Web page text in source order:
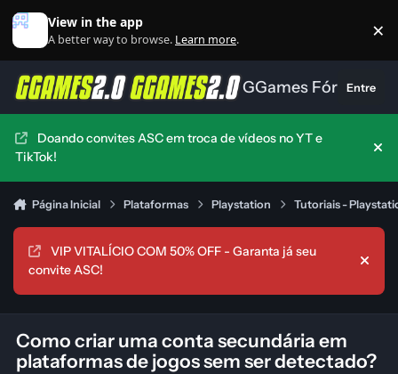
Ir para conteúdo
View in the app
A better way to browse. Learn more. ×
GGames FórumEntre
Doando convites ASC em troca de vídeos no YT e
TikTok!
Página Inicial Plataformas Playstation Tutoriais -
VIP VITALÍCIO COM 50% OFF - Garanta já seu
convite ASC!
Hide
Como criar uma conta secundária em
plataformas de jogos sem ser detectado?